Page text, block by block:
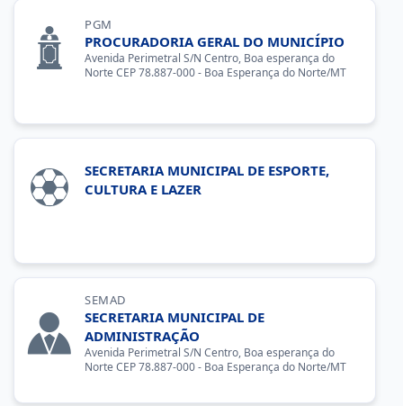
PGM
PROCURADORIA GERAL DO MUNICÍPIO
Avenida Perimetral S/N Centro, Boa esperança do
Norte CEP 78.887-000 - Boa Esperança do Norte/MT
SECRETARIA MUNICIPAL DE ESPORTE,
CULTURA E LAZER
SEMAD
SECRETARIA MUNICIPAL DE
ADMINISTRAÇÃO
Avenida Perimetral S/N Centro, Boa esperança do
Norte CEP 78.887-000 - Boa Esperança do Norte/MT